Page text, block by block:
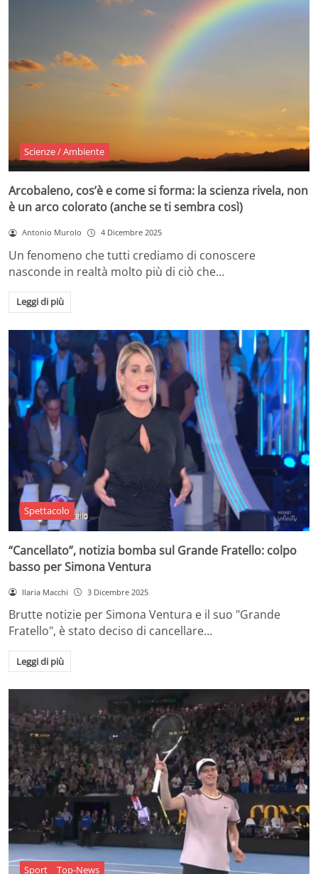
Scienze / Ambiente
Arcobaleno, cos’è e come si forma: la scienza rivela, non
è un arco colorato (anche se ti sembra così)
Antonio Murolo 4 Dicembre 2025
Un fenomeno che tutti crediamo di conoscere
nasconde in realtà molto più di ciò che…
Leggi di più
Spettacolo
“Cancellato”, notizia bomba sul Grande Fratello: colpo
basso per Simona Ventura
Ilaria Macchi 3 Dicembre 2025
Brutte notizie per Simona Ventura e il suo "Grande
Fratello", è stato deciso di cancellare…
Leggi di più
Sport Top-News